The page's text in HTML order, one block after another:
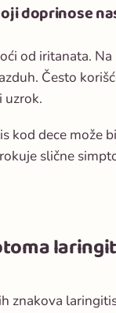
doprinose
od iritanata.
Često
uzrok.
kod dece može
slične
znakova